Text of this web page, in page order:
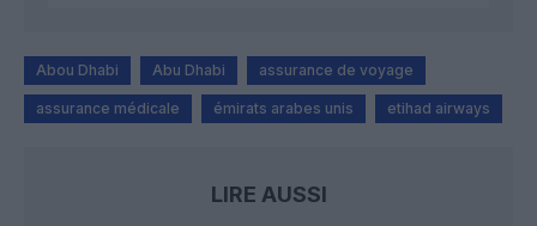
Abou Dhabi Abu Dhabi assurance de voyage
assurance médicale émirats arabes unis etihad airways
LIRE AUSSI